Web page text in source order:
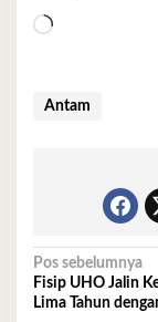
Memuat...
Antam
Navigasi
pos
Pos sebelumnya
Fisip UHO Jalin
Lima Tahun